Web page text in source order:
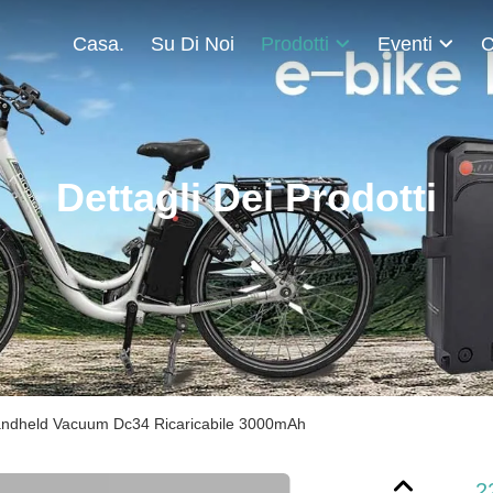
Casa. Su Di Noi Prodotti Eventi
Dettagli Dei Prodotti
Vacuum Dc34 Ricaricabile 3000mAh